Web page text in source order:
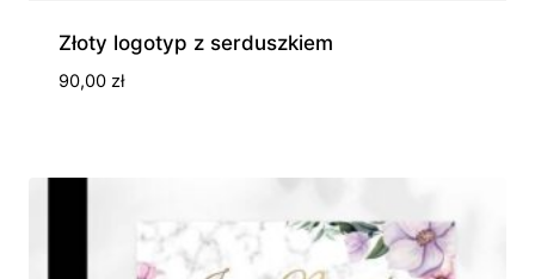
Złoty logotyp z serduszkiem
90,00 zł